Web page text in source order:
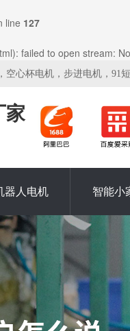
line 127
failed to open stream:
心杯电机，步进电机，91短
家
器人电机 智能小